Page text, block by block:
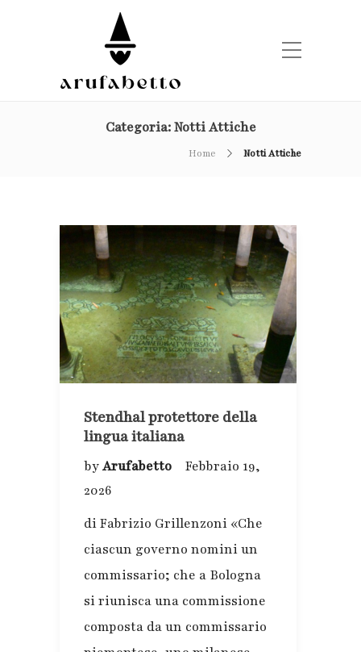
Categoria:Notti Attiche
Home Notti Attiche
Stendhal protettore della
lingua italiana
byArufabetto
Febbraio 19,
2026
di Fabrizio Grillenzoni «Che
ciascun governo nomini un
commissario; che a Bologna
si riunisca una commissione
composta da un commissario